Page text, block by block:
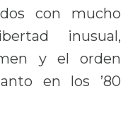
con mucho
inusual,
y el orden
en los ’80